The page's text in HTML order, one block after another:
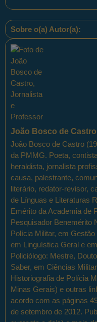
Sobre o(a) Autor(a):
João Bosco de
João Bosco de Castro
da PMMG. Poeta,
heraldista, jornalista
causa, palestrante,
literário, redator-revisor,
de Línguas e Literaturas
Emérito da Academia de
Pesquisador Benemérito
Polícia Militar, em
em Linguística Geral e
Policiólogo: Mestre,
Saber, em Ciências
Historiografia de Polícia
Minas Gerais) e outras
acordo com as páginas
de setembro de 2012.